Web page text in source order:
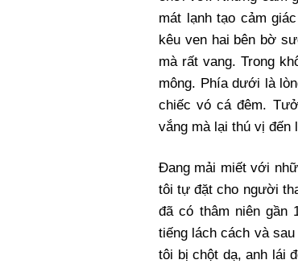
mát lạnh tạo cảm
kêu ven hai bên bờ
mà rất vang. Trong
mông. Phía dưới là
chiếc vó cá đêm.
vắng mà lại thú vị đến
Đang mải miết với
tôi tự đặt cho người
đã có thâm niên gần
tiếng lách cách và
tôi bị chột dạ, anh lái